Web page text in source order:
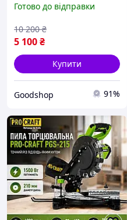
покажчик, кут нахилу 45°
Готово до відправки
5 100₴
10 200 ₴
Купити
Goodshop 91%